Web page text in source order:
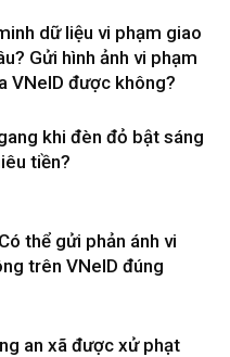
dữ liệu vi phạm giao
Gửi hình ảnh vi phạm
VNeID được không?
khi đèn đỏ bật sáng
tiền?
thể gửi phản ánh vi
trên VNeID đúng
an xã được xử phạt